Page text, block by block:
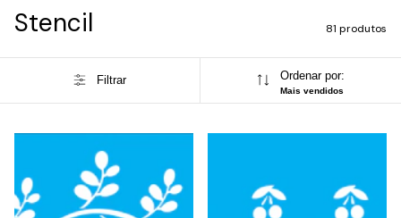
Stencil 81 produtos
Filtrar Ordenar por:
Mais vendidos